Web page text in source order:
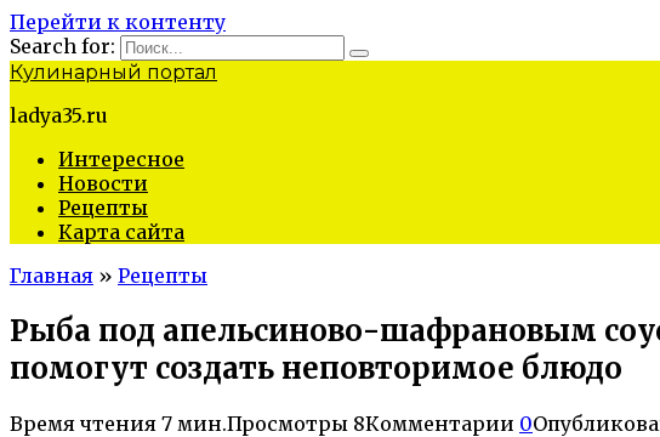
Перейти к контенту
Search for:
Кулинарный портал
ladya35.ru
Интересное
Новости
Рецепты
Карта сайта
Главная » Рецепты
Рыба под апельсиново-шафрановым
помогут создать неповторимое блюдо
Время чтения 7 мин.Просмотры 8Комментарии 0